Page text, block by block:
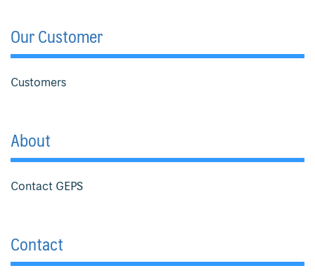
Our Customer
Customers
About
Contact GEPS
Contact